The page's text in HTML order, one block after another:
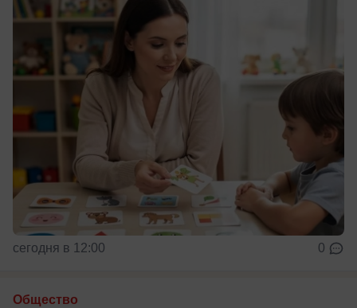
сегодня в 12:00 0
Общество